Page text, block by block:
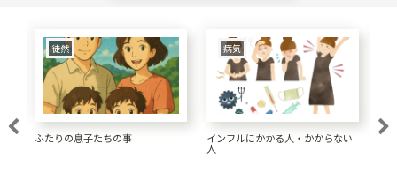
食生活
大腸がん 1.5リットルの水が大事
美容と健康